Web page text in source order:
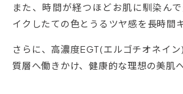
また、時間が経つほどお肌に馴染ん
イクしたての色とうるツヤ感を長時間キ
さらに、高濃度EGT(エルゴチオネイ
質層へ働きかけ、健康的な理想の美肌